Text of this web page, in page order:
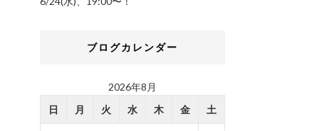
ブログカレンダー
2026年8月
日
月 火 水 木 金 土